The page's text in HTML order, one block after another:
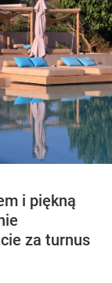
i piękną
za turnus